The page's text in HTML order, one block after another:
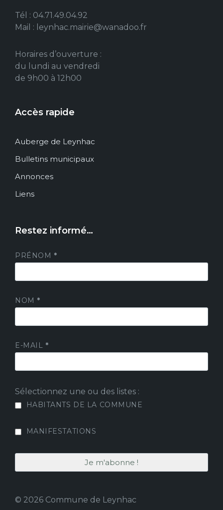
Tél : 04.71.49.04.92
Mail : leynhac.mairie@wanadoo.fr
Horaires d’ouverture :
du lundi au vendredi
de 9h00 à 12h00
Accès rapide
Auberge de Leynhac
Bulletins municipaux
Annonces
Liens
Restez informé…
PRÉNOM *
NOM *
E-MAIL *
Sélectionnez une ou des listes :
HABITANTS DE LA COMMUNE
MANIFESTATIONS
© 2026 Commune de Leynhac